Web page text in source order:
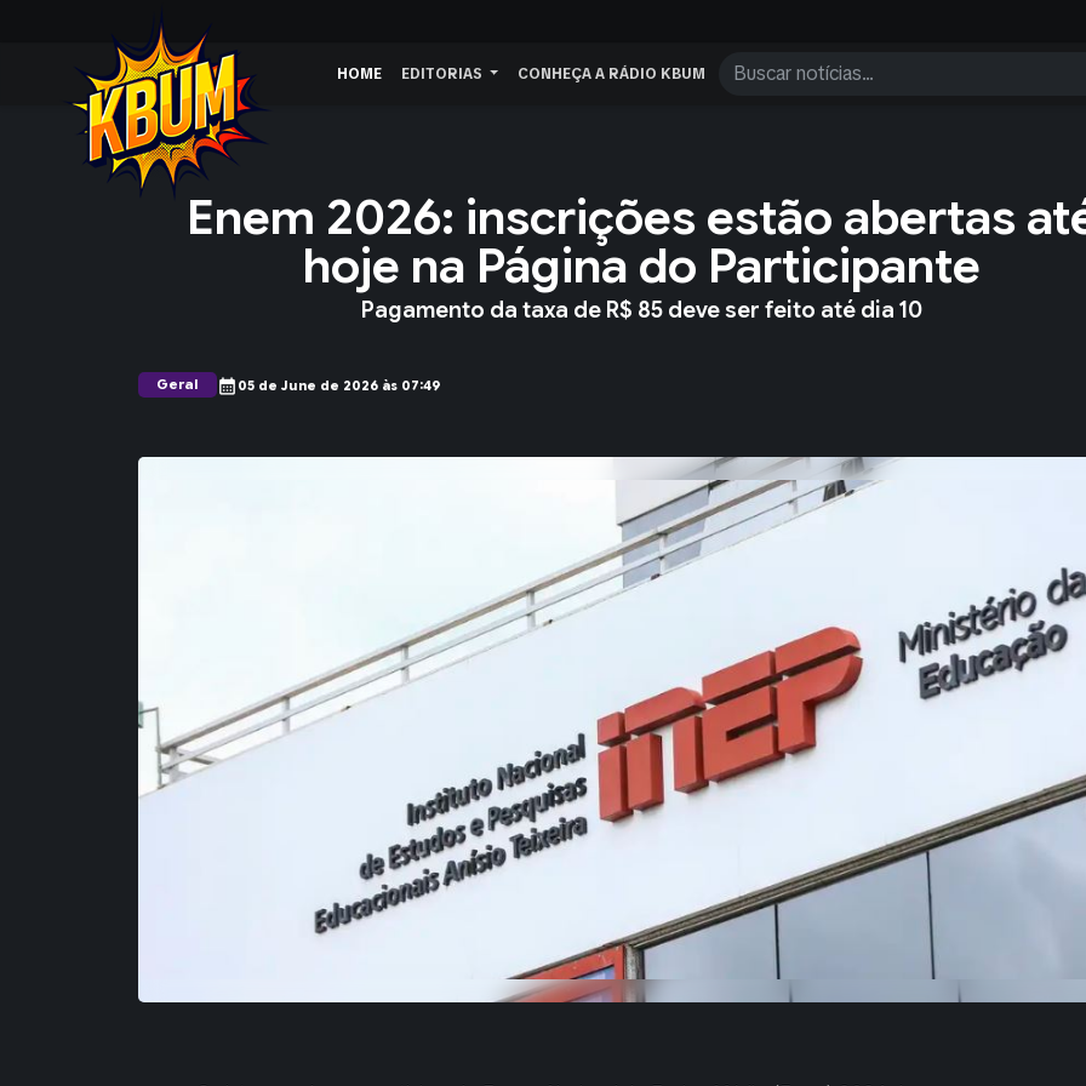
HOME EDITORIAS CONHEÇA A RÁDIO KBUM
Enem 2026: inscrições estão abertas
hoje na Página do Participante
Pagamento da taxa de R$ 85 deve ser feito até dia 10
Geral calendar_month 05 de June de 2026 às 07:49